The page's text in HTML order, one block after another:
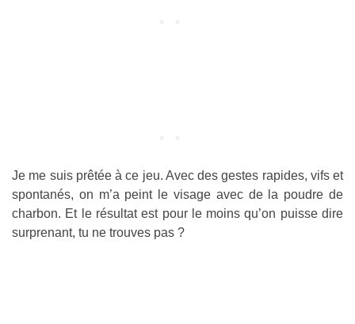
Je me suis prêtée à ce jeu. Avec des gestes rapides, vifs et
spontanés, on m’a peint le visage avec de la poudre de
charbon. Et le résultat est pour le moins qu’on puisse dire
surprenant, tu ne trouves pas ?